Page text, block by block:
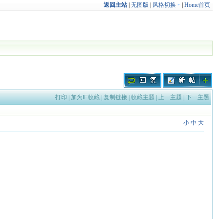
返回主站| 无图版 风格切换 Home首页
打印 | 加为IE收藏| 复制链接| 收藏主题 | 上一主题 | 下一主题
小 中 大